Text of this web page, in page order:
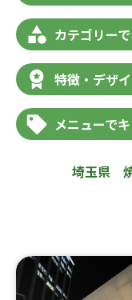
カテゴリー
特徴・デザ
メニューで
埼玉県